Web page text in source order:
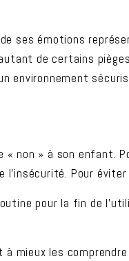
ses émotions
de certains
environnement
« non » à son enfant.
Pour éviter
pour la fin de
à mieux les